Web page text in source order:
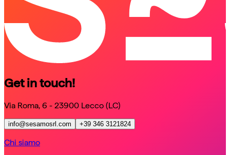
Get in touch!
Via Roma, 6 - 23900 Lecco (LC)
info@sesamosrl.com +39 346 3121824
Chi siamo